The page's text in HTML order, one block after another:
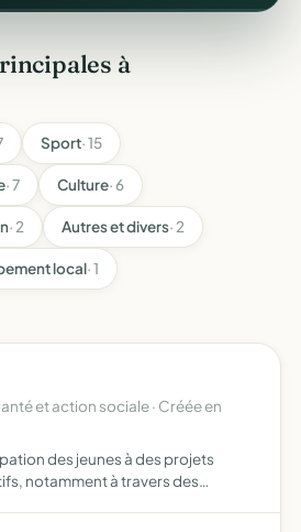
à
Sport· 15
· 7 Culture· 6
· 2 Autres et divers· 2
local· 1
et action sociale · Créée en
des jeunes à des projets
notamment à travers des